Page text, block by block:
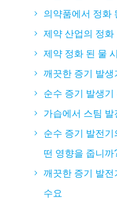
의약품에서 정화
제약 산업의 정화
제약 정화 된 물
깨끗한 증기 발
순수 증기 발생
가습에서 스팀
순수 증기 발전기
떤 영향을 줍니까
깨끗한 증기 발전
수요